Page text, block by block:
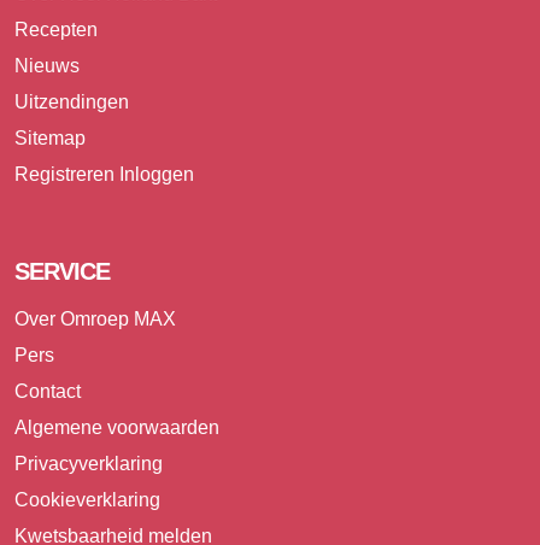
Recepten
Nieuws
Uitzendingen
Sitemap
Registreren Inloggen
SERVICE
Over Omroep MAX
Pers
Contact
Algemene voorwaarden
Privacyverklaring
Cookieverklaring
Kwetsbaarheid melden